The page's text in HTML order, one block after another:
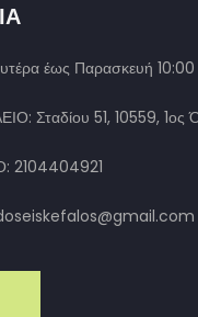
έως Παρασκευή
Σταδίου 51, 10559, 1ος
2104404921